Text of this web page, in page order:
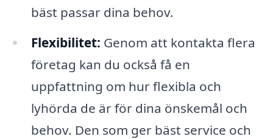
bäst passar dina behov.
Flexibilitet: Genom att kontakta flera
företag kan du också få en
uppfattning om hur flexibla och
lyhörda de är för dina önskemål och
behov. Den som ger bäst service och